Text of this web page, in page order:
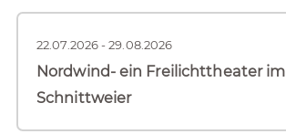
22.07.2026 - 29.08.2026
Nordwind- ein Freilichttheater im
Schnittweier